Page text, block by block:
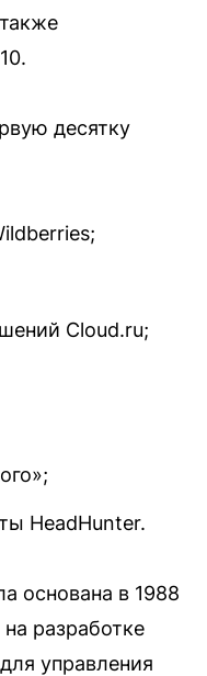
десятку
Cloud.ru;
HeadHunter.
основана в 1988
разработке
управления